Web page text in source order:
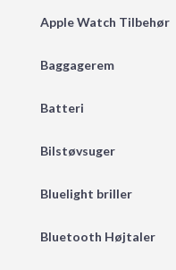
Apple Watch Tilbehør
Baggagerem
Batteri
Bilstøvsuger
Bluelight briller
Bluetooth Højtaler